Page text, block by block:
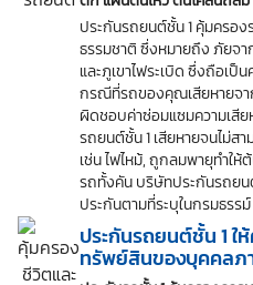
ประกันรถยนต์ชั้น 1 คุ้มครอ
ธรรมชาติ ซึ่งหมายถึง ภัยจา
และภูเขาไฟระเบิด ซึ่งถือเป็
กรณีที่รถของคุณเสียหายจา
ผิดชอบค่าซ่อมแซมความเสี
รถยนต์ชั้น 1 เสียหายจนไม่ส
เช่น ไฟไหม้, ถูกลมพายุทำให้
รถทั้งคัน บริษัทประกันรถยน
ประกันตามที่ระบุในกรมธรรม์
ประกันรถยนต์ชั้น 1 ใ
ทรัพย์สินของบุคคลภ